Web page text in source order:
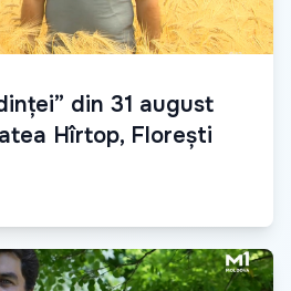
din 31 august
Hîrtop, Florești